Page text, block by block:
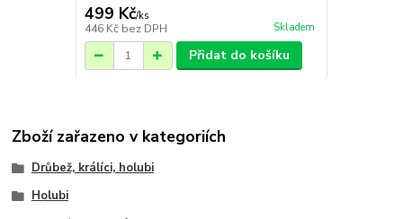
499 Kč/ks
446 Kč bez DPH Skladem
Přidat do košíku
Zboží zařazeno v kategoriích
Drůbež, králíci, holubi
Holubi